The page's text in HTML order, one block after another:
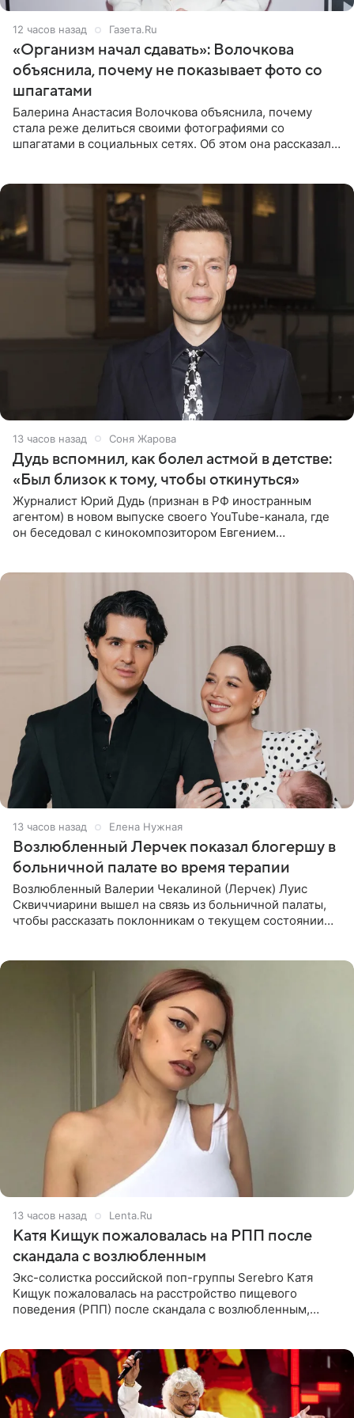
12 часов назад Газета.Ru
«Организм начал сдавать»: Волочкова
объяснила, почему не показывает фото со
шпагатами
Балерина Анастасия Волочкова объяснила, почему
стала реже делиться своими фотографиями со
шпагатами в социальных сетях. Об этом она рассказала
13 часов назад Соня Жарова
Дудь вспомнил, как болел астмой в детстве:
«Был близок к тому, чтобы откинуться»
Журналист Юрий Дудь (признан в РФ иностранным
агентом) в новом выпуске своего YouTube-канала, где
он беседовал с кинокомпозитором Евгением
13 часов назад Елена Нужная
Возлюбленный Лерчек показал блогершу в
больничной палате во время терапии
Возлюбленный Валерии Чекалиной (Лерчек) Луис
Сквиччиарини вышел на связь из больничной палаты,
чтобы рассказать поклонникам о текущем состоянии
13 часов назад Lenta.Ru
Катя Кищук пожаловалась на РПП после
скандала с возлюбленным
Экс-солистка российской поп-группы Serebro Катя
Кищук пожаловалась на расстройство пищевого
поведения (РПП) после скандала с возлюбленным,